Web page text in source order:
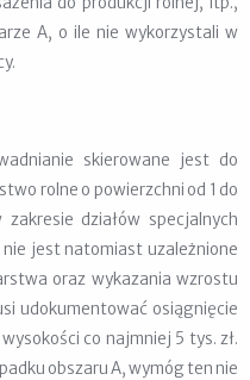
A, o ile nie wykorzystali w
skierowane jest do
rolne o powierzchni od 1 do
działów specjalnych
jest natomiast uzależnione
oraz wykazania wzrostu
udokumentować osiągnięcie
co najmniej 5 tys. zł.
obszaru A, wymóg ten nie